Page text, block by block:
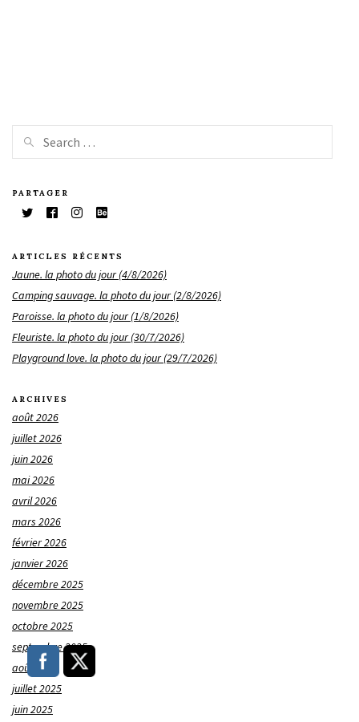
PARTAGER
ARTICLES RÉCENTS
Jaune. la photo du jour (4/8/2026)
Camping sauvage. la photo du jour (2/8/2026)
Paroisse. la photo du jour (1/8/2026)
Fleuriste. la photo du jour (30/7/2026)
Playground love. la photo du jour (29/7/2026)
ARCHIVES
août 2026
juillet 2026
juin 2026
mai 2026
avril 2026
mars 2026
février 2026
janvier 2026
décembre 2025
novembre 2025
octobre 2025
septembre 2025
août 2025
juillet 2025
juin 2025